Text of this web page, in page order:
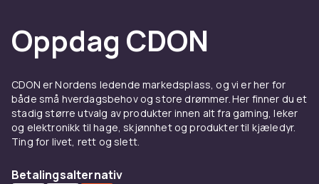
Oppdag CDON
CDON er Nordens ledende markedsplass, og vi er her for
både små hverdagsbehov og store drømmer. Her finner du et
stadig større utvalg av produkter innen alt fra gaming, leker
og elektronikk til hage, skjønnhet og produkter til kjæledyr.
Ting for livet, rett og slett.
Betalingsalternativ